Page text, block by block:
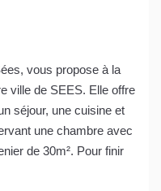
vous propose à la
ville de SEES. Elle offre
séjour, une cuisine et
une chambre avec
de 30m². Pour finir